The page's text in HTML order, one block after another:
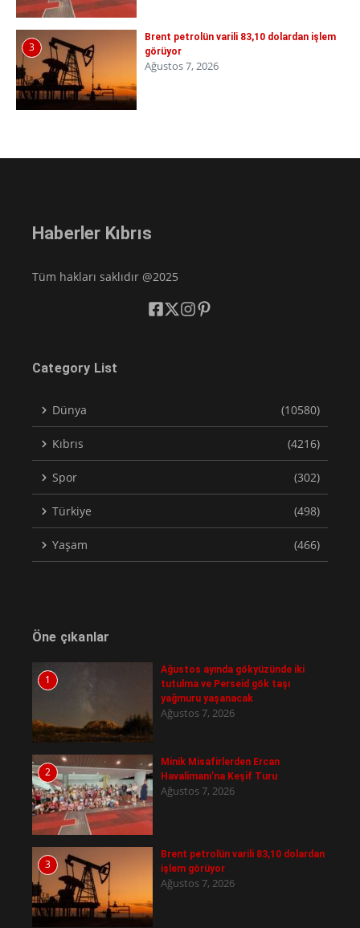
3
Brent petrolün varili 83,10 dolardan işlem
görüyor
Ağustos 7, 2026
Haberler Kıbrıs
Tüm hakları saklıdır @2025
Category List
Dünya (10580)
Kıbrıs (4216)
Spor (302)
Türkiye (498)
Yaşam (466)
Öne çıkanlar
1
Ağustos ayında gökyüzünde iki
tutulma ve Perseid gök taşı
yağmuru yaşanacak
Ağustos 7, 2026
2
Minik Misafirlerden Ercan
Havalimanı’na Keşif Turu
Ağustos 7, 2026
3
Brent petrolün varili 83,10 dolardan
işlem görüyor
Ağustos 7, 2026